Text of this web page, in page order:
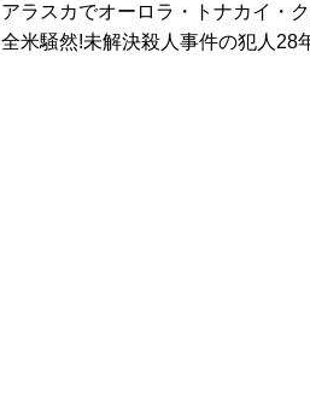
アラスカでオーロラ・トナカイ・
全米騒然!未解決殺人事件の犯人28